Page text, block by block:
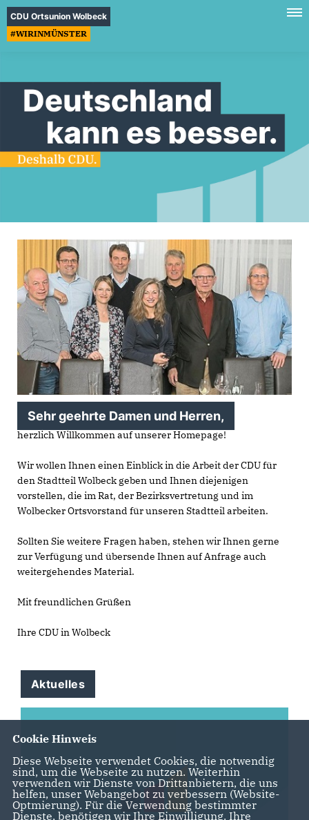
CDU Ortsunion Wolbeck
#WIRINMÜNSTER
Sehr geehrte Damen und Herren,
herzlich Willkommen auf unserer Homepage!
Wir wollen Ihnen einen Einblick in die Arbeit der CDU für
den Stadtteil Wolbeck geben und Ihnen diejenigen
vorstellen, die im Rat, der Bezirksvertretung und im
Wolbecker Ortsvorstand für unseren Stadtteil arbeiten.
Sollten Sie weitere Fragen haben, stehen wir Ihnen gerne
zur Verfügung und übersende Ihnen auf Anfrage auch
weitergehendes Material.
Mit freundlichen Grüßen
Ihre CDU in Wolbeck
Aktuelles
Cookie Hinweis
Diese Webseite verwendet Cookies, die notwendig
sind, um die Webseite zu nutzen. Weiterhin
verwenden wir Dienste von Drittanbietern, die uns
helfen, unser Webangebot zu verbessern (Website-
Optmierung). Für die Verwendung bestimmter
Dienste, benötigen wir Ihre Einwilligung. Ihre